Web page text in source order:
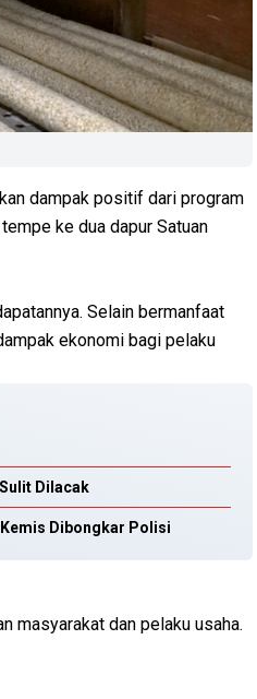
dampak positif dari program
ke dua dapur Satuan
Selain bermanfaat
ekonomi bagi pelaku
Dilacak
Dibongkar Polisi
masyarakat dan pelaku usaha.